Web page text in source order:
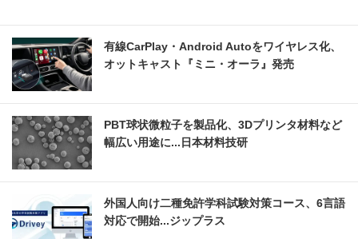
有線CarPlay・Android Autoをワイヤレス化、
オットキャスト『ミニ・オーラ』発売
PBT球状微粒子を製品化、3Dプリンタ材料など
幅広い用途に...日本材料技研
外国人向け二種免許学科試験対策コース、6言語
対応で開始...ジップラス